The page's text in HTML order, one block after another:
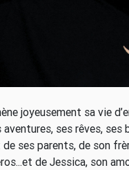
joyeusement sa vie
ses rêves,
ses parents, de son
de Jessica, son